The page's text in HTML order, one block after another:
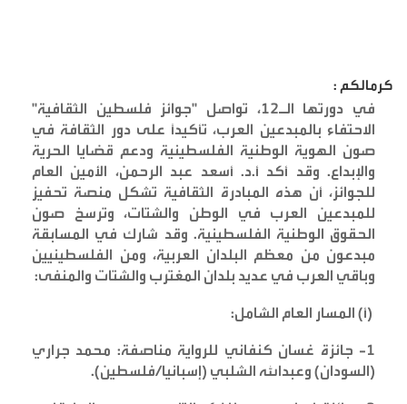
كرمالكم :
في دورتها الـ12، تواصل "جوائز فلسطين الثقافية"
الاحتفاء بالمبدعين العرب، تأكيداً على دور الثقافة في
صون الهوية الوطنية الفلسطينية ودعم قضايا الحرية
والإبداع. وقد أكد أ.د. أسعد عبد الرحمن، الأمين العام
للجوائز، أن هذه المبادرة الثقافية تشكل منصة تحفيز
للمبدعين العرب في الوطن والشتات، وترسخ صون
الحقوق الوطنية الفلسطينية. وقد شارك في المسابقة
مبدعون من معظم البلدان العربية، ومن الفلسطينيين
وباقي العرب في عديد بلدان المغترب والشتات والمنفى:
(أ) المسار العام الشامل:
1-
جائزة غسان كنفاني للرواية مناصفة: محمد جراري
(السودان) وعبدالله الشلبي (إسبانيا/فلسطين).